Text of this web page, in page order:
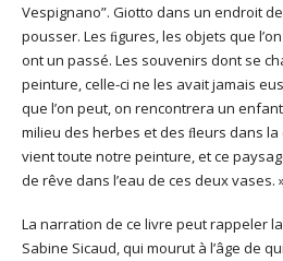
Vespignano”. Giotto dans un endroit
pousser. Les ﬁgures, les objets que
ont un passé. Les souvenirs dont se
peinture, celle-ci ne les avait jamais
que l’on peut, on rencontrera un
milieu des herbes et des ﬂeurs dans
vient toute notre peinture, et ce
de rêve dans l’eau de ces deux vases.
La narration de ce livre peut rappeler
Sabine Sicaud, qui mourut à l’âge de